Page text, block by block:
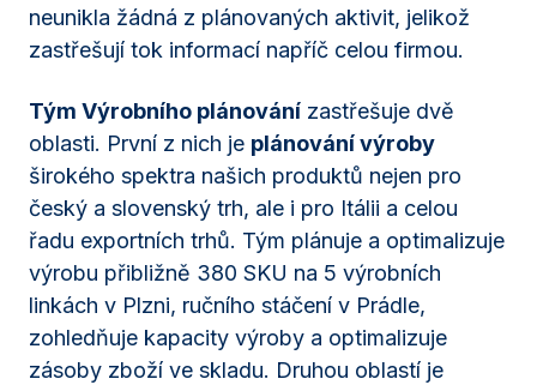
neunikla žádná z plánovaných aktivit, jelikož
zastřešují tok informací napříč celou firmou.
Tým Výrobního plánování zastřešuje dvě
oblasti. První z nich je plánování výroby
širokého spektra našich produktů nejen pro
český a slovenský trh, ale i pro Itálii a celou
řadu exportních trhů. Tým plánuje a optimalizuje
výrobu přibližně 380 SKU na 5 výrobních
linkách v Plzni, ručního stáčení v Prádle,
zohledňuje kapacity výroby a optimalizuje
zásoby zboží ve skladu. Druhou oblastí je